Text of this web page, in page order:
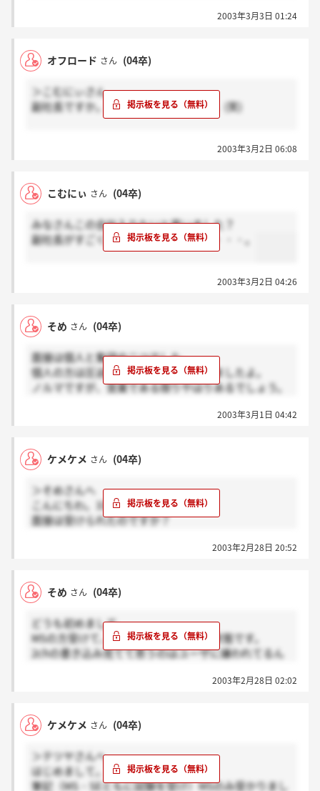
2003年3月3日 01:24
オフロード さん (04卒)
＞こむにぃさん
副社長ですか。実は私も思ったりして。(笑)
した。なので負け犬の遠吠えに聞こえるかもしれませ
技術、知識は凄いのかもしれませんが人として経営者
にあまり魅力を感じませんでした。オフィスが小さい
うで前の選考に来た人の履歴書を見ながら話している
のが聞こえてきました。そのなかに「こいつは本当の
バカなのか・・・・」とか「この女、顔が・・・」と
て社員の人だけのときにするか聞こえないようにして
中に何度か鳴ったのですが、忙しいのはわかりますが
せめてマナーにするなりポケットに入れといて欲しい
です。
そして副社長が実際に後ろにいるのに説明をあらかじ
め撮っておいたVTRですますところもあまりよく思え
ませんでした。
選考が進んでいるみなさん落ちた奴の負け犬の遠吠え
2003年3月2日 06:08
こむにぃ さん (04卒)
みなさんこの会社入りたいと思いました？
副社長がすごく気持ち悪いんですけど・・・。
2003年3月2日 04:26
そめ さん (04卒)
面接は個人と集団の二つでした。
個人の方は圧迫面接されている子もいましたよ。
ノルマですが、営業である限りやはりあるでしょう。
人数も少ないですしきつそうな気がします。2003年3月1日 04:42
ケメケメ さん (04卒)
＞そめさんへ
こんにちわ。3次選考待ちってことは、
面接は受けられたのですか？
説明会では、3ヶ月に1つは新しいビジネスプランを考
えるということでしたが、それは、会社全員で考える
2003年2月28日 20:52
そめ さん (04卒)
どうも初めまして。
MSの方受けて、私は今3次試験待ちの状態です。
2chの書き込み見てて思うのはユーザに嫌われてるん
それとは別ですが、ノルマとかきついのかなぁと不安
2003年2月28日 02:02
ケメケメ さん (04卒)
＞テツヤさんへ
はじめまして。
筆記（MS・SEともに試験を受け）MSのみ受かりまし